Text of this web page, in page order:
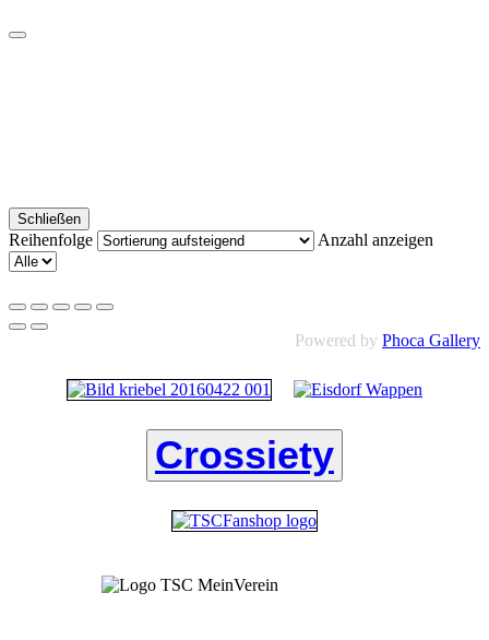
Schließen
Reihenfolge Anzahl anzeigen
Powered by Phoca Gallery
Crossiety